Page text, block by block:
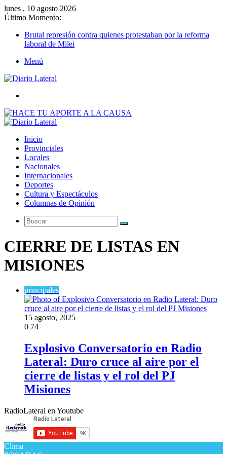
lunes , 10 agosto 2026
Último Momento:
Brutal represión contra quienes protestaban por la reforma
laboral de Milei
Menú
Inicio
Provinciales
Locales
Nacionales
Internacionales
Deportes
Cultura y Espectáculos
Columnas de Opinión
Buscar
CIERRE DE LISTAS EN
MISIONES
principales
15 agosto, 2025
0 74
Explosivo Conversatorio en Radio
Lateral: Duro cruce al aire por el
cierre de listas y el rol del PJ
Misiones
RadioLateral en Youtube
Clima